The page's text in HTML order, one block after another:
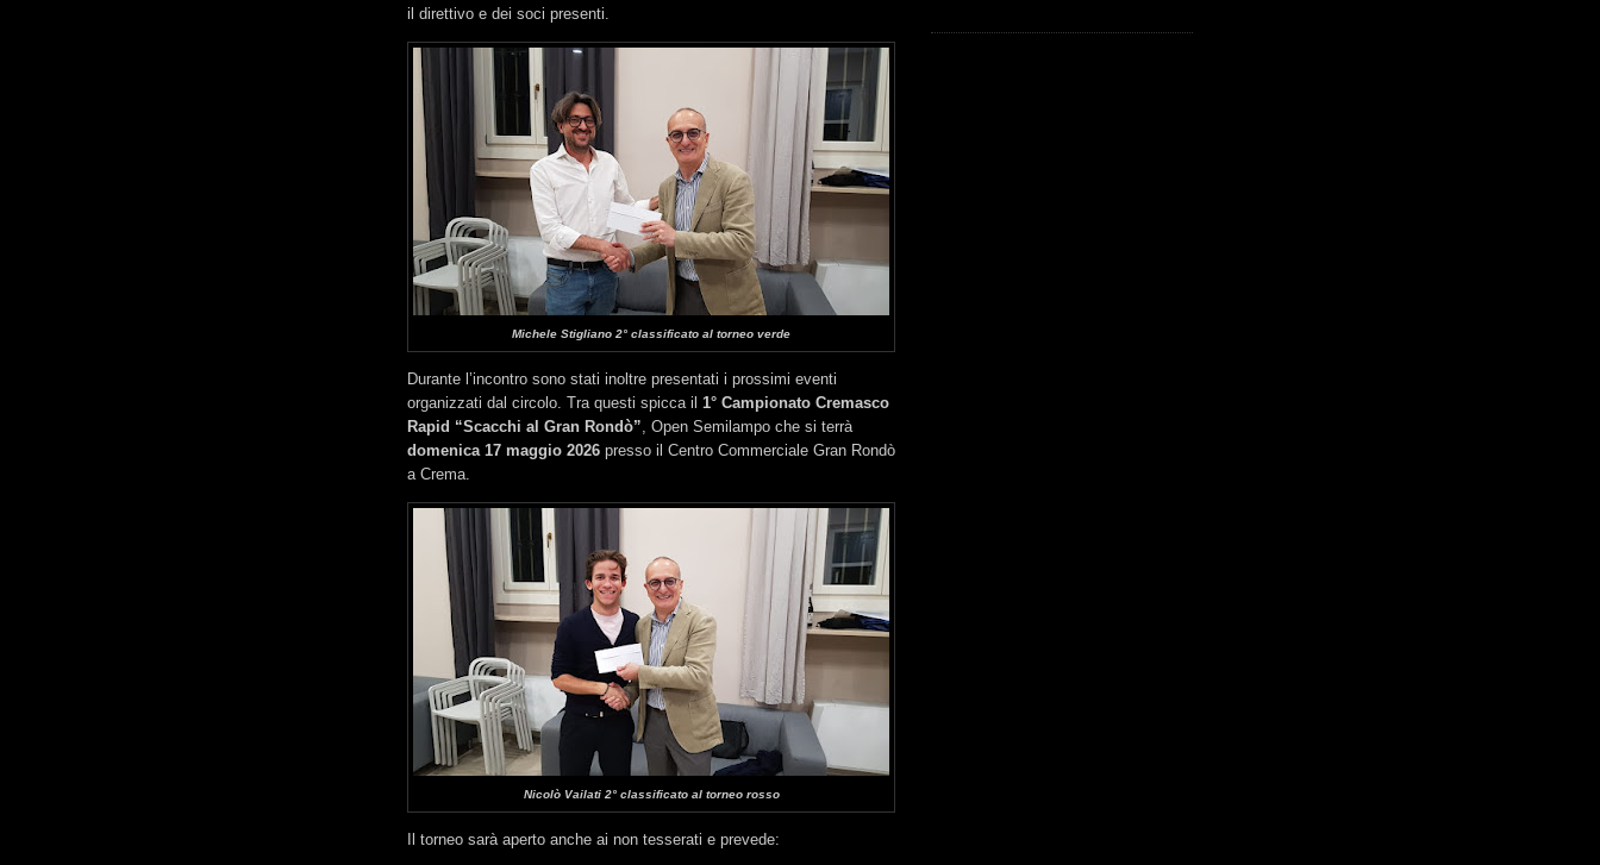
il direttivo e dei soci presenti.
Michele Stigliano 2° classificato al torneo verde
Durante l’incontro sono stati inoltre presentati i prossimi eventi
organizzati dal circolo. Tra questi spicca il 1° Campionato Cremasco
Rapid “Scacchi al Gran Rondò” , Open Semilampo che si terrà
domenica 17 maggio 2026 presso il Centro Commerciale Gran Rondò
a Crema.
Nicolò Vailati 2° classificato al torneo rosso
Il torneo sarà aperto anche ai non tesserati e prevede: